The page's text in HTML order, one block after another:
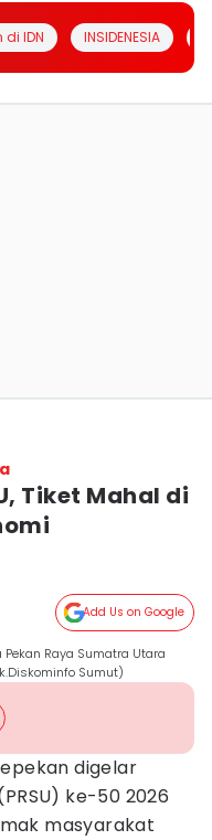
di IDN INSIDENESIA
Tiket Mahal di
Add Us on Google
Raya Sumatra Utara
Sumut)
digelar
ke-50 2026
masyarakat